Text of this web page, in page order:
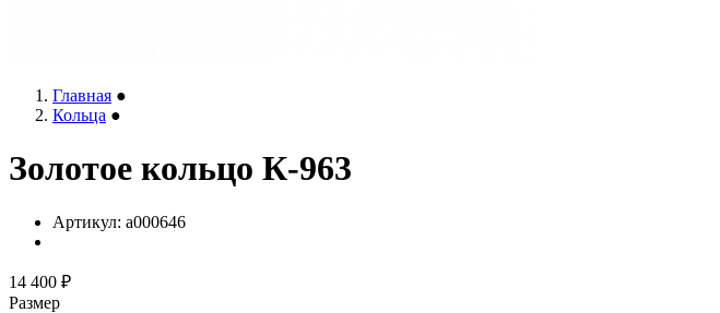
Главная ●
Кольца ●
Золотое кольцо К-963
Артикул: a000646
14 400 ₽
Размер